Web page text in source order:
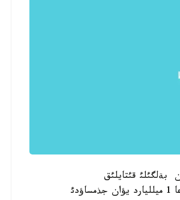
بةلگئلئ قئتايلئق
ةنةرگةتيكالئق كومپانيا مذحيت تذبئنة تذسكةن لاينةردئث كوشئرمةسئن جاساؤعا 1 ميلليارد يؤان جذمساؤدئ